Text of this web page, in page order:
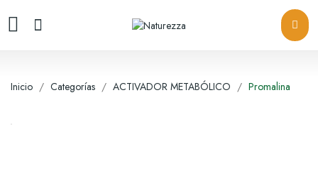
Inicio Categorías ACTIVADOR METABÓLICO Promalina